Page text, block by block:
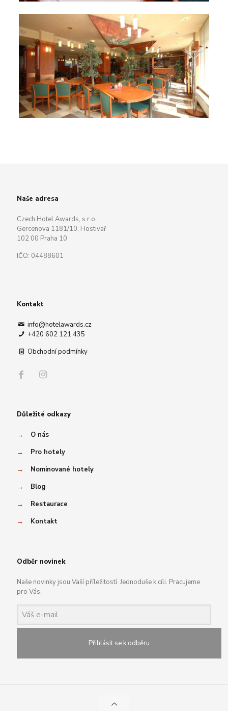
Naše adresa
Czech Hotel Awards, s.r.o.
Gercenova 1181/10, Hostivař
102 00 Praha 10
IČO: 04488601
Kontakt
info@hotelawards.cz
+420 602 121 435
Obchodní podmínky
Důležité odkazy
→
O nás
→
Pro hotely
→
Nominované hotely
→
Blog
→
Restaurace
→
Kontakt
Odběr novinek
Naše novinky jsou Vaší příležitostí. Jednoduše k cíli. Pracujeme
pro Vás.
Přihlásit se k odběru